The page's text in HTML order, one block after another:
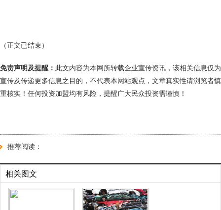
（正文已结束）
免责声明及提醒： 此文内容为本网所转载企业宣传资讯，该相关信息仅为
宣传及传递更多信息之目的，不代表本网站观点，文章真实性请浏览者慎
重核实！任何投资加盟均有风险，提醒广大民众投资需谨慎！
推荐阅读：
相关图文